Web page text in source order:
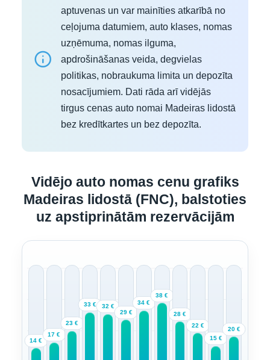
aptuvenas un var mainīties atkarībā no
ceļojuma datumiem, auto klases, nomas
uzņēmuma, nomas ilguma,
apdrošināšanas veida, degvielas
politikas, nobraukuma limita un depozīta
nosacījumiem. Dati rāda arī vidējās
tirgus cenas auto nomai Madeiras lidostā
bez kredītkartes un bez depozīta.
Vidējo auto nomas cenu grafiks
Madeiras lidostā (FNC), balstoties
uz apstiprinātām rezervācijām
14 €
17 €
23 €
33 € 32 €
29 €
34 €
38 €
28 €
22 €
15 €
20 €